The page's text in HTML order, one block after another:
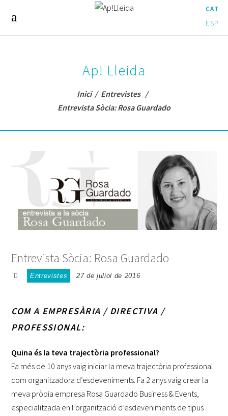
CAT
ESP
Ap! Lleida
Inici/ Entrevistes /
Entrevista Sòcia: Rosa Guardado
Entrevista Sòcia: Rosa Guardado
Entrevistes 27 de juliol de 2016
COM A EMPRESÀRIA / DIRECTIVA /
PROFESSIONAL:
Quina és la teva trajectòria professional?
Fa més de 10 anys vaig iniciar la meva trajectòria professional
com organitzadora d’esdeveniments. Fa 2 anys vaig crear la
meva pròpia empresa Rosa Guardado Business & Events,
especialitzada en l’organització d’esdeveniments de tipus